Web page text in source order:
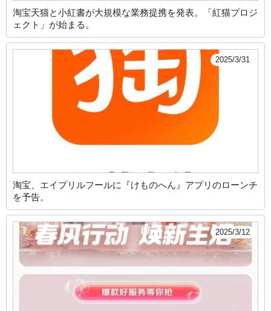
淘宝天猫と小紅書が大規模な業務提携を発表。「紅猫プロジ
ェクト」が始まる。
2025/3/31
淘宝、エイプリルフールに『けものへん』アプリのローンチ
を予告。
2025/3/12